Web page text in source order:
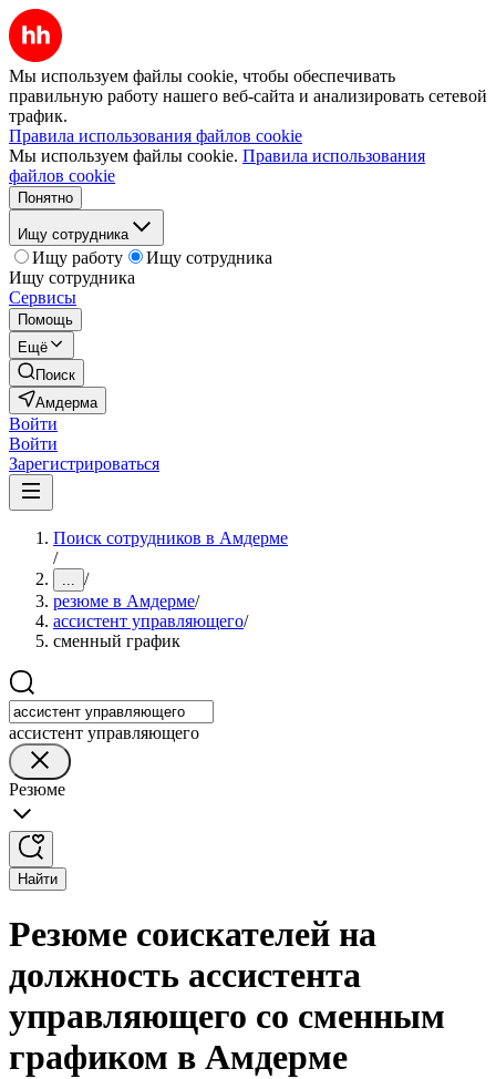
Мы используем файлы cookie, чтобы обеспечивать
правильную работу нашего веб-сайта и анализировать сетевой
трафик.
Правила использования файлов cookie
Мы используем файлы cookie. Правила использования
файлов cookie
Понятно
Ищу сотрудника
Ищу работу
Ищу сотрудника
Ищу сотрудника
Сервисы
Помощь
Ещё
Поиск
Амдерма
Войти
Войти
Зарегистрироваться
Поиск сотрудников в Амдерме
/
... /
резюме в Амдерме/
ассистент управляющего/
сменный график
ассистент управляющего
Резюме
Найти
Резюме соискателей на
должность ассистента
управляющего со сменным
графиком в Амдерме